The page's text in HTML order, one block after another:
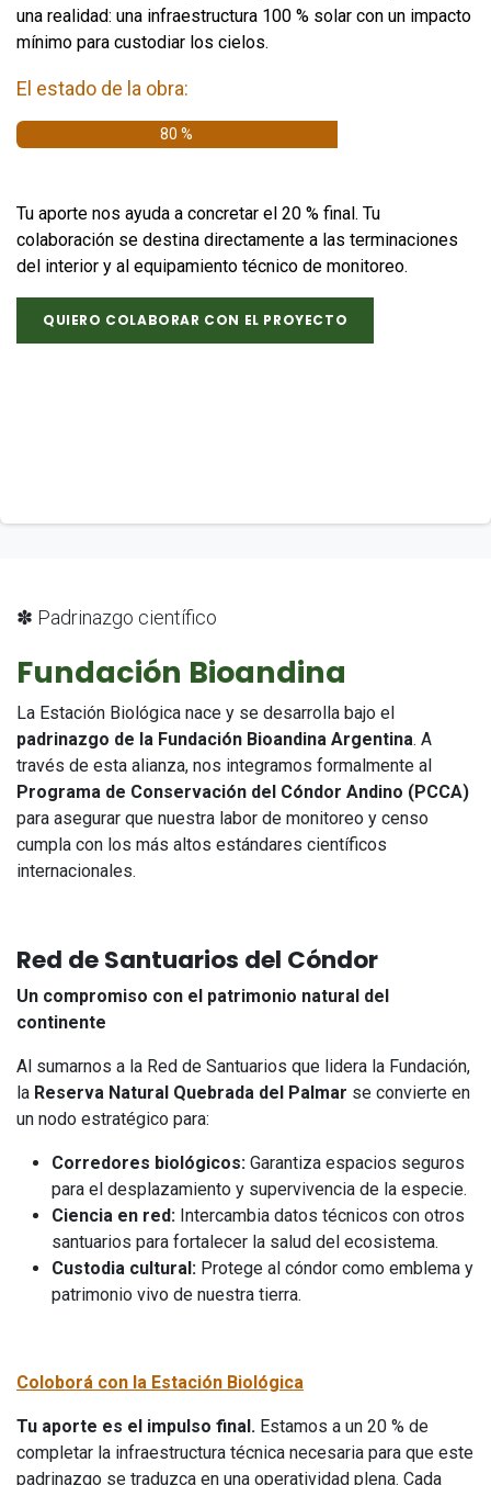
una realidad: una infraestructura 100 % solar con un impacto
mínimo para custodiar los cielos.
El estado de la obra:
80 %
Tu aporte nos ayuda a concretar el 20 % final. Tu
colaboración se destina directamente a las terminaciones
del interior y al equipamiento técnico de monitoreo.
QUIERO COLABORAR CON EL PROYECTO
✽ Padrinazgo científico
Fundación Bioandina
La Estación Biológica nace y se desarrolla bajo el
padrinazgo de la Fundación Bioandina Argentina. A
través de esta alianza, nos integramos formalmente al
Programa de Conservación del Cóndor Andino (PCCA)
para asegurar que nuestra labor de monitoreo y censo
cumpla con los más altos estándares científicos
internacionales.
Red de Santuarios del Cóndor
Un compromiso con el patrimonio natural del
continente
Al sumarnos a la Red de Santuarios que lidera la Fundación,
la Reserva Natural Quebrada del Palmar se convierte en
un nodo estratégico para:
Corredores biológicos: Garantiza espacios seguros
para el desplazamiento y supervivencia de la especie.
Ciencia en red: Intercambia datos técnicos con otros
santuarios para fortalecer la salud del ecosistema.
Custodia cultural: Protege al cóndor como emblema y
patrimonio vivo de nuestra tierra.
Coloborá con la Estación Biológica
Tu aporte es el impulso final. Estamos a un 20 % de
completar la infraestructura técnica necesaria para que este
padrinazgo se traduzca en una operatividad plena. Cada